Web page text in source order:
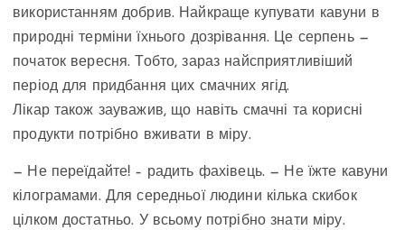
використанням добрив. Найкраще купувати кавуни в
природні терміни їхнього дозрівання. Це серпень —
початок вересня. Тобто, зараз найсприятливіший
період для придбання цих смачних ягід.
Лікар також зауважив, що навіть смачні та корисні
продукти потрібно вживати в міру.
— Не переїдайте! – радить фахівець. — Не їжте кавуни
кілограмами. Для середньої людини кілька скибок
цілком достатньо. У всьому потрібно знати міру.